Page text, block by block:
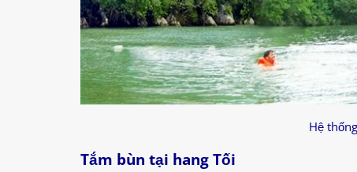
Hệ
Tắm bùn tại hang Tối